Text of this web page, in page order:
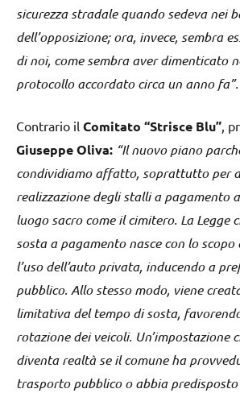
sicurezza stradale quando sedeva nei
dell’opposizione; ora, invece, sembra
di noi, come sembra aver dimenticato
protocollo accordato circa un anno fa”.
Contrario il Comitato “Strisce Blu”,
Giuseppe Oliva: “Il nuovo piano
condividiamo affatto, soprattutto per
realizzazione degli stalli a pagamento
luogo sacro come il cimitero. La Legge
sosta a pagamento nasce con lo scopo
l’uso dell’auto privata, inducendo a
pubblico. Allo stesso modo, viene
limitativa del tempo di sosta,
rotazione dei veicoli. Un’impostazione
diventa realtà se il comune ha
trasporto pubblico o abbia